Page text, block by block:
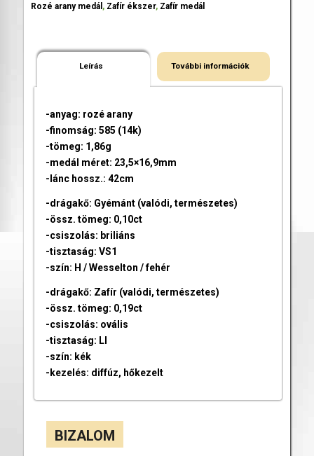
Rozé arany medál , Zafír ékszer, Zafír medál
Leírás További információk
-anyag: rozé arany
-finomság: 585 (14k)
-tömeg: 1,86g
-medál méret: 23,5×16,9mm
-lánc hossz.: 42cm
-drágakő: Gyémánt (valódi, természetes)
-össz. tömeg: 0,10ct
-csiszolás: briliáns
-tisztaság: VS1
-szín: H / Wesselton / fehér
-drágakő: Zafír (valódi, természetes)
-össz. tömeg: 0,19ct
-csiszolás: ovális
-tisztaság: LI
-szín: kék
-kezelés: diffúz, hőkezelt
BIZALOM